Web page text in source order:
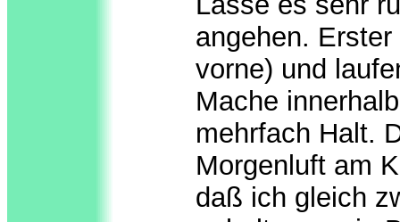
angehen.
vorne) und
Mache
mehrfach Halt.
Morgenluft am
daß ich gleich